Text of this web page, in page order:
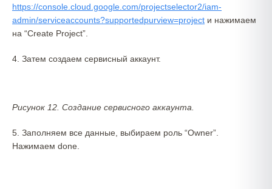
https://console.cloud.google.com/projectselector2/iam-
admin/serviceaccounts?supportedpurview=project и нажимаем
на “Create Project”.
4. Затем создаем сервисный аккаунт.
Рисунок 12. Создание сервисного аккаунта.
5. Заполняем все данные, выбираем роль “Owner”.
Нажимаем done.